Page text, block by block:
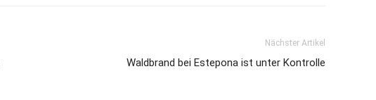
Nächster Artikel
Waldbrand bei Estepona ist unter Kontrolle